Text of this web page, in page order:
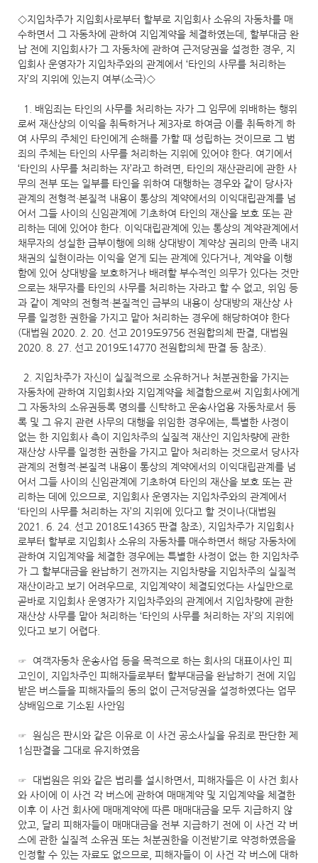
◇지입차주가 지입회사로부터 할부로 지입회사 소유의 자동차를 매
수하면서 그 자동차에 관하여 지입계약을 체결하였는데, 할부대금 완
납 전에 지입회사가 그 자동차에 관하여 근저당권을 설정한 경우, 지
입회사 운영자가 지입차주와의 관계에서 ‘타인의 사무를 처리하는
자’의 지위에 있는지 여부(소극)◇
1. 배임죄는 타인의 사무를 처리하는 자가 그 임무에 위배하는 행위
로써 재산상의 이익을 취득하거나 제3자로 하여금 이를 취득하게 하
여 사무의 주체인 타인에게 손해를 가할 때 성립하는 것이므로 그 범
죄의 주체는 타인의 사무를 처리하는 지위에 있어야 한다. 여기에서
‘타인의 사무를 처리하는 자’라고 하려면, 타인의 재산관리에 관한 사
무의 전부 또는 일부를 타인을 위하여 대행하는 경우와 같이 당사자
관계의 전형적·본질적 내용이 통상의 계약에서의 이익대립관계를 넘
어서 그들 사이의 신임관계에 기초하여 타인의 재산을 보호 또는 관
리하는 데에 있어야 한다. 이익대립관계에 있는 통상의 계약관계에서
채무자의 성실한 급부이행에 의해 상대방이 계약상 권리의 만족 내지
채권의 실현이라는 이익을 얻게 되는 관계에 있다거나, 계약을 이행
함에 있어 상대방을 보호하거나 배려할 부수적인 의무가 있다는 것만
으로는 채무자를 타인의 사무를 처리하는 자라고 할 수 없고, 위임 등
과 같이 계약의 전형적·본질적인 급부의 내용이 상대방의 재산상 사
무를 일정한 권한을 가지고 맡아 처리하는 경우에 해당하여야 한다
(대법원 2020. 2. 20. 선고 2019도9756 전원합의체 판결, 대법원
2020. 8. 27. 선고 2019도14770 전원합의체 판결 등 참조).
2. 지입차주가 자신이 실질적으로 소유하거나 처분권한을 가지는
자동차에 관하여 지입회사와 지입계약을 체결함으로써 지입회사에게
그 자동차의 소유권등록 명의를 신탁하고 운송사업용 자동차로서 등
록 및 그 유지 관련 사무의 대행을 위임한 경우에는, 특별한 사정이
없는 한 지입회사 측이 지입차주의 실질적 재산인 지입차량에 관한
재산상 사무를 일정한 권한을 가지고 맡아 처리하는 것으로서 당사자
관계의 전형적·본질적 내용이 통상의 계약에서의 이익대립관계를 넘
어서 그들 사이의 신임관계에 기초하여 타인의 재산을 보호 또는 관
리하는 데에 있으므로, 지입회사 운영자는 지입차주와의 관계에서
‘타인의 사무를 처리하는 자’의 지위에 있다고 할 것이나(대법원
2021. 6. 24. 선고 2018도14365 판결 참조), 지입차주가 지입회사
로부터 할부로 지입회사 소유의 자동차를 매수하면서 해당 자동차에
관하여 지입계약을 체결한 경우에는 특별한 사정이 없는 한 지입차주
가 그 할부대금을 완납하기 전까지는 지입차량을 지입차주의 실질적
재산이라고 보기 어려우므로, 지입계약이 체결되었다는 사실만으로
곧바로 지입회사 운영자가 지입차주와의 관계에서 지입차량에 관한
재산상 사무를 맡아 처리하는 ‘타인의 사무를 처리하는 자’의 지위에
있다고 보기 어렵다.
☞ 여객자동차 운송사업 등을 목적으로 하는 회사의 대표이사인 피
고인이, 지입차주인 피해자들로부터 할부대금을 완납하기 전에 지입
받은 버스들을 피해자들의 동의 없이 근저당권을 설정하였다는 업무
상배임으로 기소된 사안임
☞ 원심은 판시와 같은 이유로 이 사건 공소사실을 유죄로 판단한 제
1심판결을 그대로 유지하였음
☞ 대법원은 위와 같은 법리를 설시하면서, 피해자들은 이 사건 회사
와 사이에 이 사건 각 버스에 관하여 매매계약 및 지입계약을 체결한
이후 이 사건 회사에 매매계약에 따른 매매대금을 모두 지급하지 않
았고, 달리 피해자들이 매매대금을 전부 지급하기 전에 이 사건 각 버
스에 관한 실질적 소유권 또는 처분권한을 이전받기로 약정하였음을
인정할 수 있는 자료도 없으므로, 피해자들이 이 사건 각 버스에 대하